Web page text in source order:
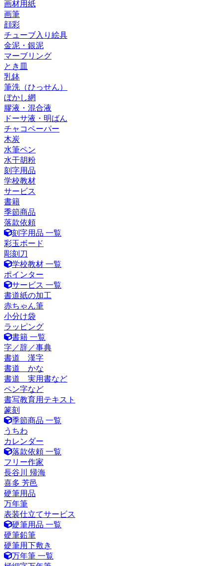
画材用紙
画筆
顔彩
チューブ入り絵具
金泥・銀泥
マーブリング
とき皿
乳鉢
筆洗（ひっせん）
ぼかし網
膠液・混合液
ドーサ液・明ばん
チャコペーパー
木炭
水筆ペン
水干胡粉
刻字用品
学校教材
サービス
書籍
季節商品
落款依頼
刻字用品 一覧
彩玉ボード
彫刻刀
学校教材 一覧
ポインター
サービス 一覧
書道紙の加工
赤ちゃん筆
小分け袋
ラッピング
書籍 一覧
字／辞／事典
書道 漢字
書道 かな
書道 実用書など
ペン字など
書写教育用テキスト
篆刻
季節商品 一覧
うちわ
カレンダー
落款依頼 一覧
フリー作家
長谷川 帰海
喜多 芳邑
硬筆用品
万年筆
表装仕立てサービス
硬筆用品 一覧
硬筆鉛筆
硬筆用下敷き
万年筆 一覧